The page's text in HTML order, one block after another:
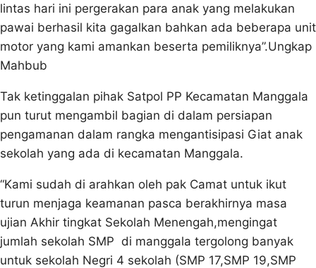
lintas hari ini pergerakan para anak yang melakukan
pawai berhasil kita gagalkan bahkan ada beberapa unit
motor yang kami amankan beserta pemiliknya”.Ungkap
Mahbub
Tak ketinggalan pihak Satpol PP Kecamatan Manggala
pun turut mengambil bagian di dalam persiapan
pengamanan dalam rangka mengantisipasi Giat anak
sekolah yang ada di kecamatan Manggala.
“Kami sudah di arahkan oleh pak Camat untuk ikut
turun menjaga keamanan pasca berakhirnya masa
ujian Akhir tingkat Sekolah Menengah,mengingat
jumlah sekolah SMP di manggala tergolong banyak
untuk sekolah Negri 4 sekolah (SMP 17,SMP 19,SMP